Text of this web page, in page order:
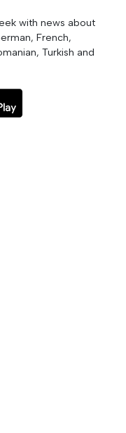
with news about
French,
Turkish and